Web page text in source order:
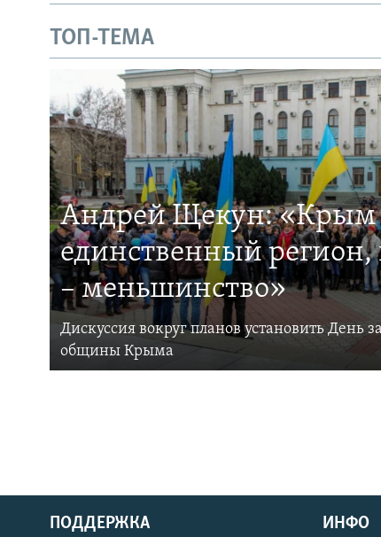
ТОП-ТЕМА
Андрей Щекун: «Крым
единственный регион,
– меньшинство»
Дискуссия вокруг планов установить День
общины Крыма
ПОДДЕРЖКА ИНФО